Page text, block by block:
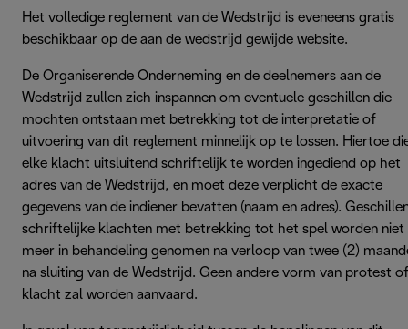
Het volledige reglement van de Wedstrijd is eveneens gratis
beschikbaar op de aan de wedstrijd gewijde website.
De Organiserende Onderneming en de deelnemers aan de
Wedstrijd zullen zich inspannen om eventuele geschillen die
mochten ontstaan met betrekking tot de interpretatie of
uitvoering van dit reglement minnelijk op te lossen. Hiertoe
elke klacht uitsluitend schriftelijk te worden ingediend op het
adres van de Wedstrijd, en moet deze verplicht de exacte
gegevens van de indiener bevatten (naam en adres).
schriftelijke klachten met betrekking tot het spel worden niet
meer in behandeling genomen na verloop van twee (2)
na sluiting van de Wedstrijd. Geen andere vorm van protest of
klacht zal worden aanvaard.